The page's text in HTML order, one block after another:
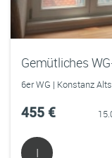
Gemütliches
6er WG | Konstanz
455 €
I